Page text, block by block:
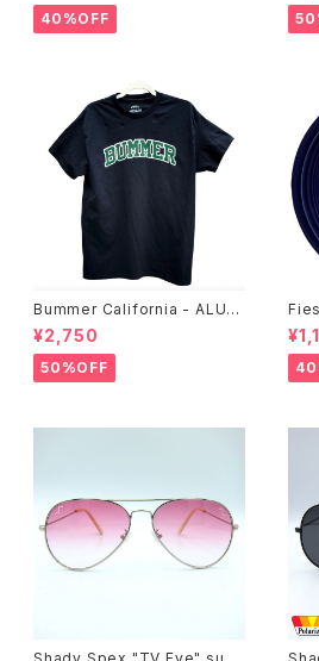
40%OFF
Bummer California - ALUM
T-SHIRT,black
¥2,750
50%OFF
ic
te